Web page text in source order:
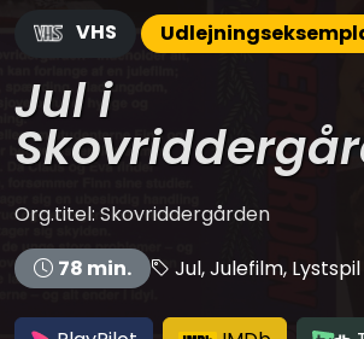
VHS
Jul i
Org.titel: Skovriddergården
78 min.
Jul, Julefilm, Lystspil